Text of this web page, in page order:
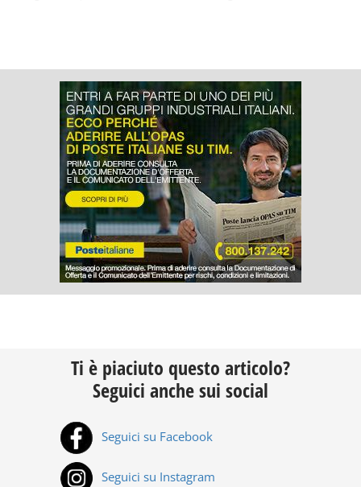
Ti è piaciuto questo articolo?
Seguici anche sui social
Seguici su Facebook
Seguici su Instagram